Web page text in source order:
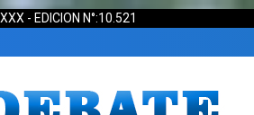
- EDICION N°:10.521